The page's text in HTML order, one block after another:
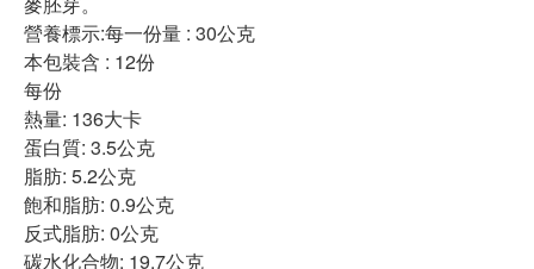
營養標示:每一份量 : 30公克
本包裝含 : 12份
每份
熱量: 136大卡
蛋白質: 3.5公克
脂肪: 5.2公克
飽和脂肪: 0.9公克
反式脂肪: 0公克
碳水化合物: 19.7公克